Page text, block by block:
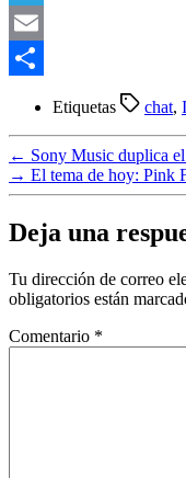
Telegram
Email
Etiquetas chat,
← Sony Music duplica
→ El tema de hoy: Pink
Deja una
Tu dirección de correo
obligatorios están
Comentario *